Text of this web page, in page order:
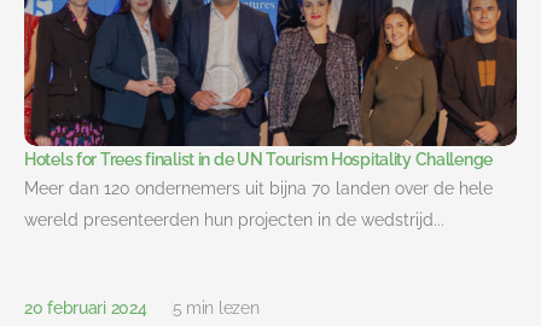
Hotels for Trees finalist in de UN Tourism Hospitality Challenge
Meer dan 120 ondernemers uit bijna 70 landen over de hele
wereld presenteerden hun projecten in de wedstrijd...
20 februari 2024 5 min lezen